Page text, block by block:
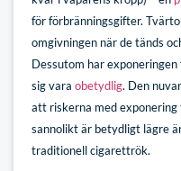
för förbränningsgifter.
omgivningen när de tänds
Dessutom har
sig vara obetydlig. Den
att riskerna med
sannolikt är betydligt lägre
traditionell cigarettrök.